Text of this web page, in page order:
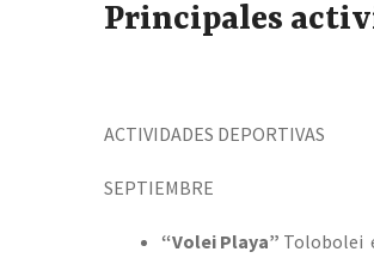
Principales
ACTIVIDADES DEPORTIVAS
SEPTIEMBRE
“Volei Playa” Tolobolei